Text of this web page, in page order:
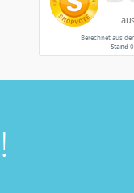
Berechnet aus
Stand